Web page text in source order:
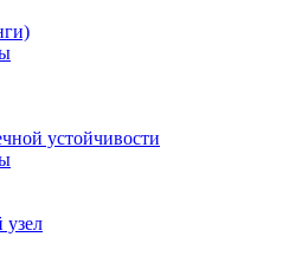
устойчивости